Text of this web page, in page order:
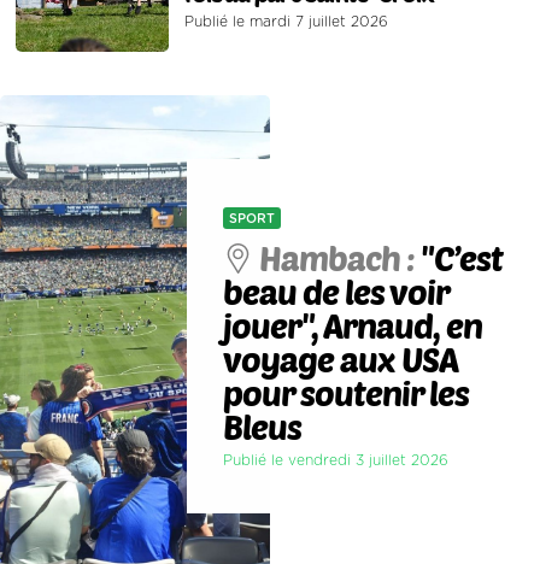
Publié le mardi 7 juillet 2026
SPORT
Hambach :"C’est
beau de les voir
jouer", Arnaud, en
voyage aux USA
pour soutenir les
Bleus
Publié le vendredi 3 juillet 2026